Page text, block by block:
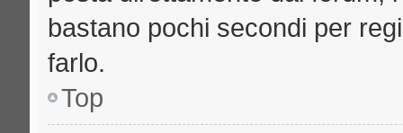
bastano pochi secondi per
farlo.
Top